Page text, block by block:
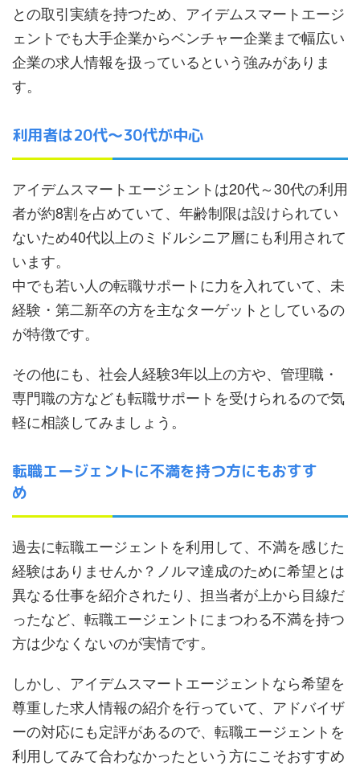
との取引実績を持つため、アイデムスマートエージ
ェントでも大手企業からベンチャー企業まで幅広い
企業の求人情報を扱っているという強みがありま
す。
利用者は20代～30代が中心
アイデムスマートエージェントは20代～30代の利用
者が約8割を占めていて、年齢制限は設けられてい
ないため40代以上のミドルシニア層にも利用されて
います。
中でも若い人の転職サポートに力を入れていて、未
経験・第二新卒の方を主なターゲットとしているの
が特徴です。
その他にも、社会人経験3年以上の方や、管理職・
専門職の方なども転職サポートを受けられるので気
軽に相談してみましょう。
転職エージェントに不満を持つ方にもおすす
め
過去に転職エージェントを利用して、不満を感じた
経験はありませんか？ノルマ達成のために希望とは
異なる仕事を紹介されたり、担当者が上から目線だ
ったなど、転職エージェントにまつわる不満を持つ
方は少なくないのが実情です。
しかし、アイデムスマートエージェントなら希望を
尊重した求人情報の紹介を行っていて、アドバイザ
ーの対応にも定評があるので、転職エージェントを
利用してみて合わなかったという方にこそおすすめ